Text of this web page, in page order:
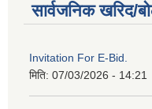
सार्वजनिक खरिद/
Invitation For E-Bid.
मिति: 07/03/2026 - 14:21